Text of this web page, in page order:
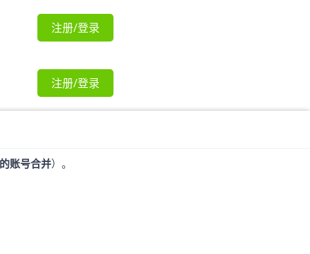
注册/登录
注册/登录
账号合并）。